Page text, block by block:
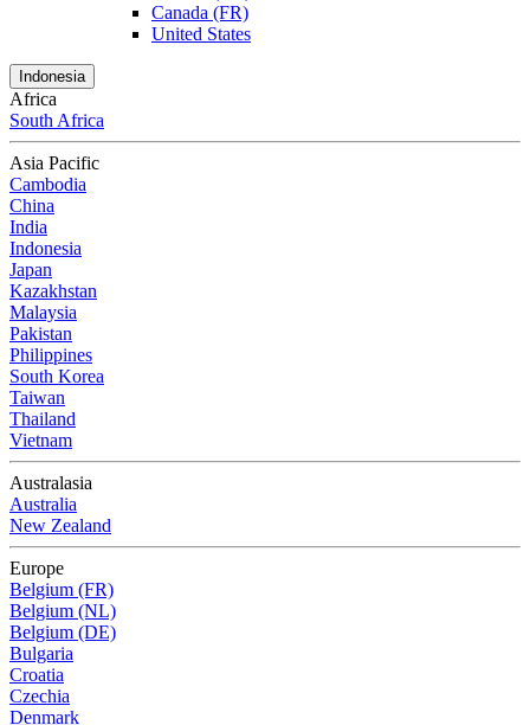
Canada (FR)
United States
Indonesia
Africa
South Africa
Asia Pacific
Cambodia
China
India
Indonesia
Japan
Kazakhstan
Malaysia
Pakistan
Philippines
South Korea
Taiwan
Thailand
Vietnam
Australasia
Australia
New Zealand
Europe
Belgium (FR)
Belgium (NL)
Belgium (DE)
Bulgaria
Croatia
Czechia
Denmark